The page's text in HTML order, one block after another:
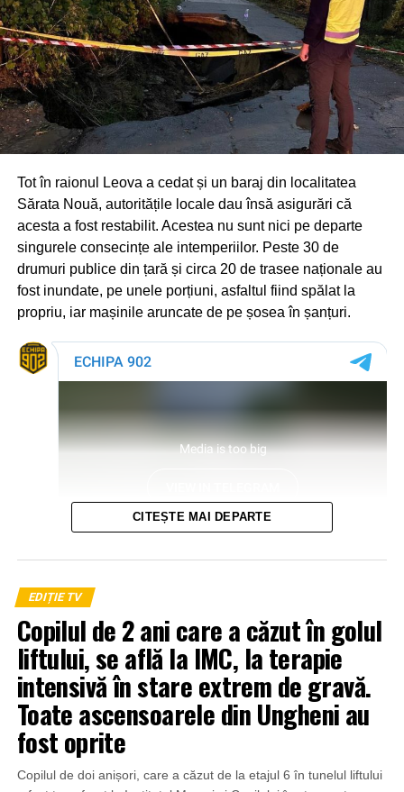
Tot în raionul Leova a cedat și un baraj din localitatea
Sărata Nouă, autoritățile locale dau însă asigurări că
acesta a fost restabilit. Acestea nu sunt nici pe departe
singurele consecințe ale intemperiilor. Peste 30 de
drumuri publice din țară și circa 20 de trasee naționale au
fost inundate, pe unele porțiuni, asfaltul fiind spălat la
propriu, iar mașinile aruncate de pe șosea în șanțuri.
CITEȘTE MAI DEPARTE
EDIȚIE TV
Copilul de 2 ani care a căzut în golul
liftului, se află la IMC, la terapie
intensivă în stare extrem de gravă.
Toate ascensoarele din Ungheni au
fost oprite
Copilul de doi anișori, care a căzut de la etajul 6 în tunelul liftului